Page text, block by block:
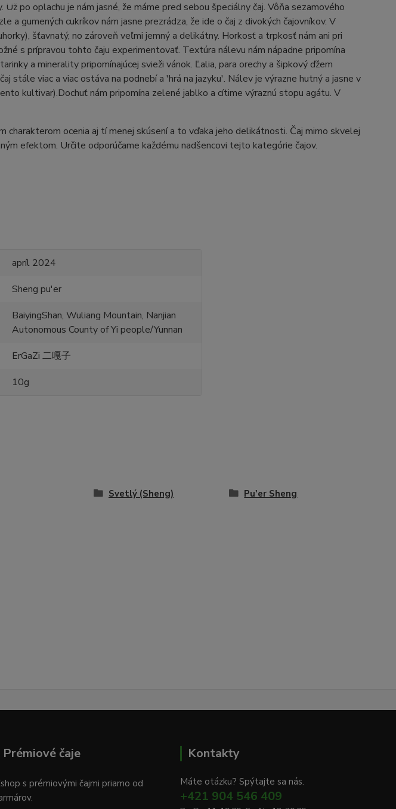
po oplachu je nám jasné, že máme pred sebou špeciálny čaj. Vôňa sezamového
a gumených cukríkov nám jasne prezrádza, že ide o čaj z divokých čajovníkov. V
šťavnatý, no zároveň veľmi jemný a delikátny. Horkosť a trpkosť nám ani pri
s prípravou tohto čaju experimentovať. Textúra nálevu nám nápadne pripomína
a minerality pripomínajúcej svieži vánok. Ľalia, para orechy a šipkový ďžem
stále viac a viac ostáva na podnebí a 'hrá na jazyku'. Nálev je výrazne hutný a jasne v
kultivar).Dochuť nám pripomína zelené jablko a cítime výraznú stopu agátu. V
charakterom ocenia aj tí menej skúsení a to vďaka jeho delikátnosti. Čaj mimo skvelej
efektom. Určite odporúčame každému nadšencovi tejto kategórie čajov.
apríl 2024
Sheng pu'er
BaiyingShan, Wuliang Mountain, Nanjian
Autonomous County of Yi people/Yunnan
ErGaZi 二嘎子
10g
Svetlý (Sheng) Pu'er Sheng
Prémiové čaje
s prémiovými čajmi priamo od
Kontakty
Máte otázku? Spýtajte sa nás.
+421 904 546 409